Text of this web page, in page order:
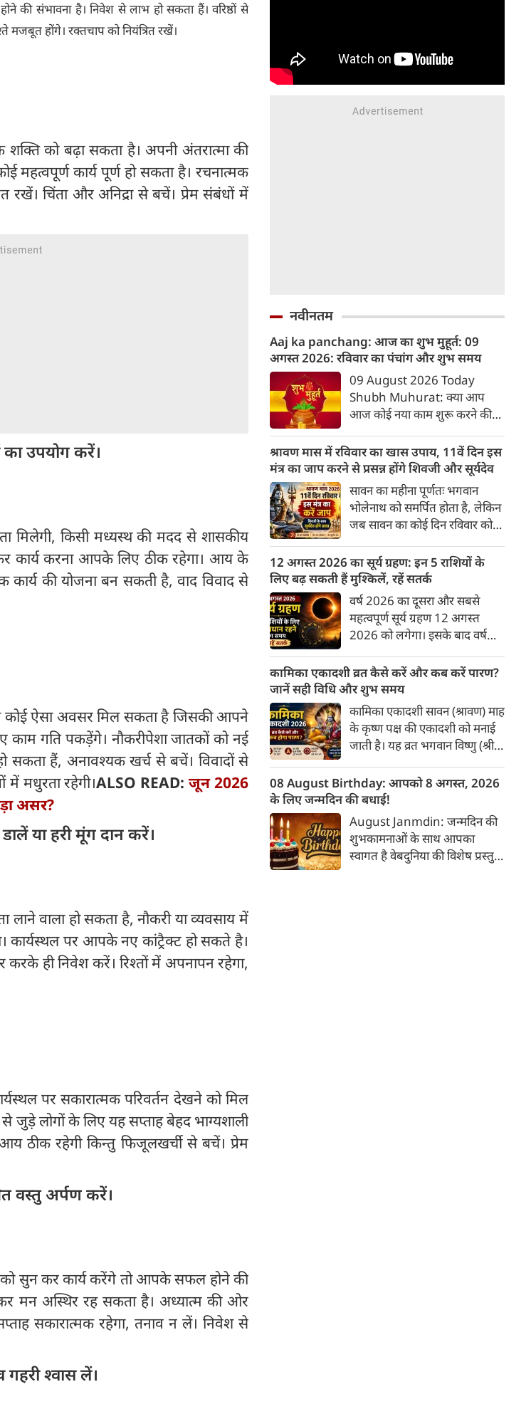
की संभावना है। निवेश से लाभ हो सकता हैं। वरिष्ठों से
मजबूत होंगे। रक्तचाप को नियंत्रित रखें।
को बढ़ा सकता है। अपनी अंतरात्मा की
कार्य पूर्ण हो सकता है। रचनात्मक
रखें। चिंता और अनिद्रा से बचें। प्रेम संबंधों में
का उपयोग करें।
मिलेगी, किसी मध्यस्थ की मदद से शासकीय
लेकर कार्य करना आपके लिए ठीक रहेगा। आय के
की योजना बन सकती है, वाद विवाद से
कोई ऐसा अवसर मिल सकता है जिसकी आपने
काम गति पकड़ेंगे। नौकरीपेशा जातकों को नई
सकता हैं, अनावश्यक खर्च से बचें। विवादों से
में मधुरता रहेगी।ALSO READ:जून 2026
असर?
या हरी मूंग दान करें।
14, 23)
वाला हो सकता है, नौकरी या व्यवसाय में
कार्यस्थल पर आपके नए कांट्रैक्ट हो सकते है।
ही निवेश करें। रिश्तों में अपनापन रहेगा,
पर सकारात्मक परिवर्तन देखने को मिल
जुड़े लोगों के लिए यह सप्ताह बेहद भाग्यशाली
आय ठीक रहेगी किन्तु फिजूलखर्ची से बचें। प्रेम
वस्तु अर्पण करें।
सुन कर कार्य करेंगे तो आपके सफल होने की
मन अस्थिर रह सकता है। अध्यात्म की ओर
सकारात्मक रहेगा, तनाव न लें। निवेश से
श्वास लें।
नवीनतम
Aaj ka panchang: आज का शुभ मुहूर्त: 09
अगस्‍त 2026: रविवार का पंचांग और शुभ समय
09 August 2026 Today
Shubh Muhurat: क्या आप
आज कोई नया काम शुरू करने की
लेने वाले हैं? ज्योतिष और पंचांग के
अनुसार, किसी भी शुभ कार्य को सही
मुहूर्त में करने से सफलता की
संभावना बढ़ जाती है। 'वेबदुनिया'
आपके लिए लेकर आया है 09
अगस्‍त, 2026 का विशेष पंचांग और
शुभ-अशुभ मुहूर्त।
श्रावण मास में रविवार का खास उपाय, 11वें दिन इस
मंत्र का जाप करने से प्रसन्न होंगे शिवजी और सूर्यदेव
सावन का महीना पूर्णतः भगवान
भोलेनाथ को समर्पित होता है, लेकिन
जब सावन का कोई दिन रविवार को
महत्व दोगुना हो जाता है। ज्योतिष
और शास्त्रों में सूर्यदेव को भगवान
शिव का ही प्रत्यक्ष स्वरूप (शिव-सूर्य)
माना गया है। सावन के 11वें दिन
(रविवार) को शिवजी की उपासना के
साथ-साथ सूर्यदेव की पूजा करने से
व्यक्ति को आरोग्य, मान-सम्मान, पद-
प्रतिष्ठा और तेज की प्राप्ति होती है।
12 अगस्त 2026 का सूर्य ग्रहण: इन 5 राशियों के
लिए बढ़ सकती हैं मुश्किलें, रहें सतर्क
वर्ष 2026 का दूसरा और सबसे
महत्वपूर्ण सूर्य ग्रहण 12 अगस्त
2026 को लगेगा। इसके बाद वर्ष
अगस्त 2026 को लगने जा रहा है।
दोनों ग्रहण अगस्त माह में लगने वाले
हैं। एक ही माह में दो ग्रहण योग के
चलते इन राशियों पर पड़ेगा इसका
सीधा असर।
कामिका एकादशी व्रत कैसे करें और कब करें पारण?
जानें सही विधि और शुभ समय
कामिका एकादशी सावन (श्रावण) माह
के कृष्ण पक्ष की एकादशी को मनाई
जाती है। यह व्रत भगवान विष्णु (श्री
पापों का नाश और मनोकामनाओं की
पूर्ति होती है। इस बार यह व्रत 09
अगस्त 2026 रविवार के दिन
उनयातिथि के अनुसार रखा जाएगा,
जिसका पारण अगले दिन यानी 10
तारीख को होगा।
08 August Birthday: आपको 8 अगस्त, 2026
के लिए जन्मदिन की बधाई!
August Janmdin: जन्मदिन की
शुभकामनाओं के साथ आपका
स्वागत है वेबदुनिया की विशेष प्रस्तुति